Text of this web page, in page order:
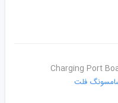
Charging Port
فلت